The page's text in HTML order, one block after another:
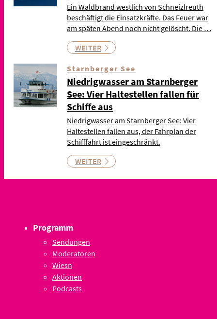
Ein Waldbrand westlich von Schneizlreuth
beschäftigt die Einsatzkräfte. Das Feuer war
am späten Abend noch nicht gelöscht. Die …
WEITER
Starnberger See
Niedrigwasser am Starnberger
See: Vier Haltestellen fallen für
Schiffe aus
Niedrigwasser am Starnberger See: Vier
Haltestellen fallen aus, der Fahrplan der
Schifffahrt ist eingeschränkt.
WEITER
Programm
Sendungen
Moderatoren
Wiesn
Aktionen
Podcasts